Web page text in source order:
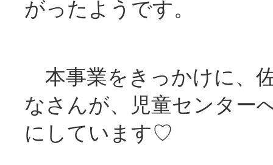
がったようです。
本事業をきっかけに、
なさんが、児童センター
にしています♡